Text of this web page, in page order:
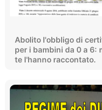
Abolito l'obbligo di
per i bambini da 0 a 6:
te l'hanno raccontato.